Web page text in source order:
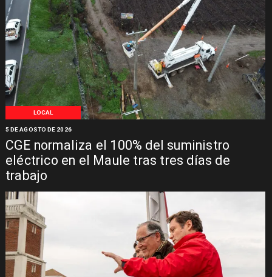
LOCAL
CGE normaliza el 100% del suministro
eléctrico en el Maule tras tres días de
trabajo
5 DE AGOSTO DE 2026